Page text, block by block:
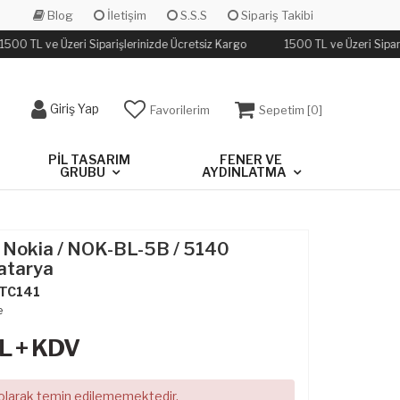
Blog İletişim S.S.S Sipariş Takibi
1500 TL ve Üzeri Siparişlerinizde Ücretsiz Kargo 1500 TL ve Üzeri
Giriş Yap Favorilerim Sepetim [0]
PIL TASARIM
GRUBU
FENER VE
AYDINLATMA
Nokia / NOK-BL-5B / 5140
+ KDV
temin edilememektedir.